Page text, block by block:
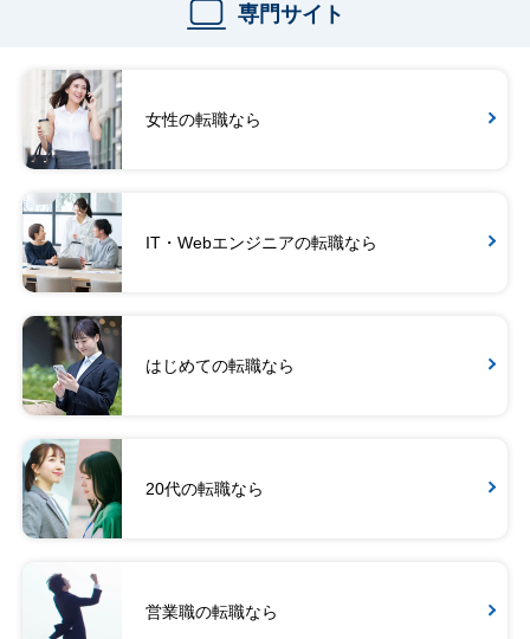
専門サイト
女性の転職なら
IT・Webエンジニアの転職なら
はじめての転職なら
20代の転職なら
営業職の転職なら